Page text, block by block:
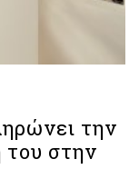
την
του στην